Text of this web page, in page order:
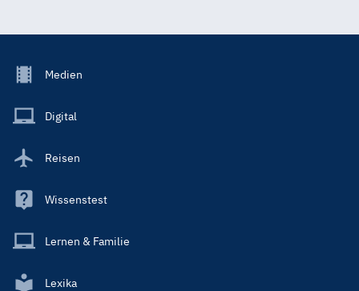
Footer
Main
Medien
Digital
Reisen
Wissenstest
Lernen & Familie
Lexika